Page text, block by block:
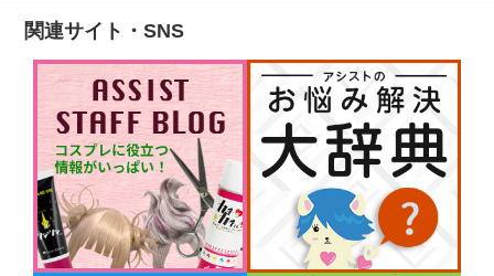
関連サイト・SNS